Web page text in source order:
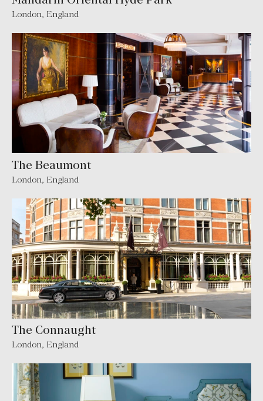
London, England
The Beaumont
London, England
The Connaught
London, England